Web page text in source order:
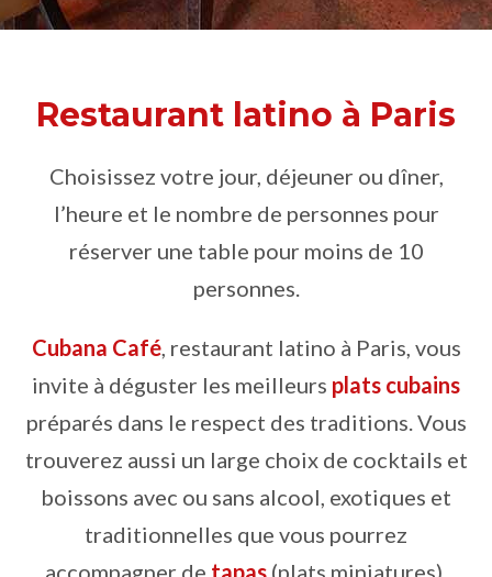
Restaurant latino à Paris
Choisissez votre jour, déjeuner ou dîner,
l’heure et le nombre de personnes pour
réserver une table pour moins de 10
personnes.
Cubana Café, restaurant latino à Paris, vous
invite à déguster les meilleurs plats cubains
préparés dans le respect des traditions. Vous
trouverez aussi un large choix de cocktails et
boissons avec ou sans alcool, exotiques et
traditionnelles que vous pourrez
accompagner de tapas (plats miniatures).